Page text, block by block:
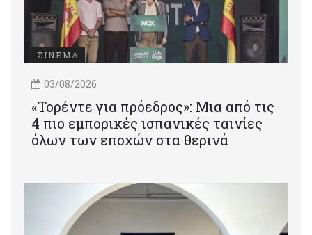
ΣΙΝΕΜΑ
03/08/2026
«Τορέντε για πρόεδρος»: Mια από τις
4 πιο εμπορικές ισπανικές ταινίες
όλων των εποχών στα θερινά